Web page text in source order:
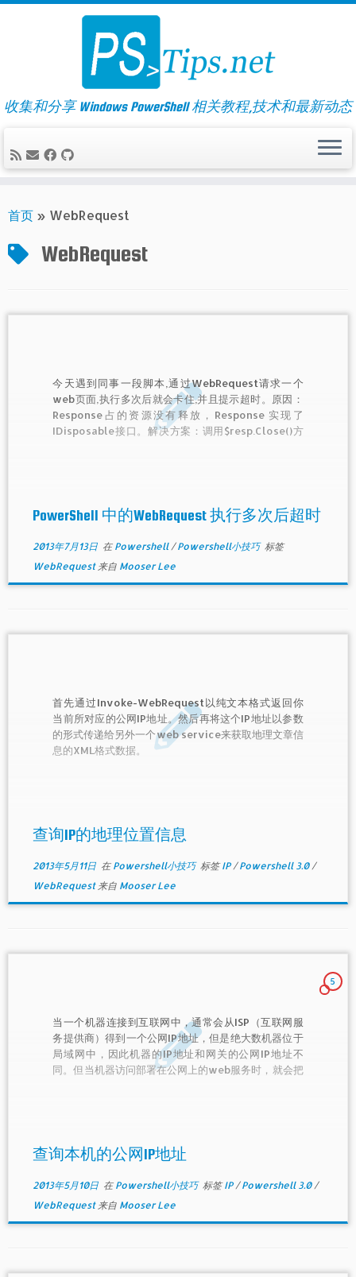
Skip
收集和分享 Windows PowerShell 相关教程,技术和最新动态
首页 » WebRequest
WebRequest
今天遇到同事一段脚本,通过WebRequest请求一个
web页面,执行多次后就会卡住,并且提示超时。原因：
Response占的资源没有释放，Response 实现了
IDisposable接口。解决方案：调用$resp.Close()方
PowerShell 中的WebRequest 执行多次后超时
2013年7月13日在 Powershell/Powershell小技巧 标签
WebRequest 来自 Mooser Lee
首先通过Invoke-WebRequest以纯文本格式返回你
当前所对应的公网IP地址。然后再将这个IP地址以参数
的形式传递给另外一个web service来获取地理文章信
息的XML格式数据。
查询IP的地理位置信息
2013年5月11日在 Powershell小技巧 标签IP/Powershell 3.0/
WebRequest 来自 Mooser Lee
5
当一个机器连接到互联网中，通常会从ISP（互联网服
务提供商）得到一个公网IP地址，但是绝大数机器位于
局域网中，因此机器的IP地址和网关的公网IP地址不
同。但当机器访问部署在公网上的web服务时，就会把
查询本机的公网IP地址
2013年5月10日在 Powershell小技巧 标签IP/Powershell 3.0/
WebRequest 来自 Mooser Lee